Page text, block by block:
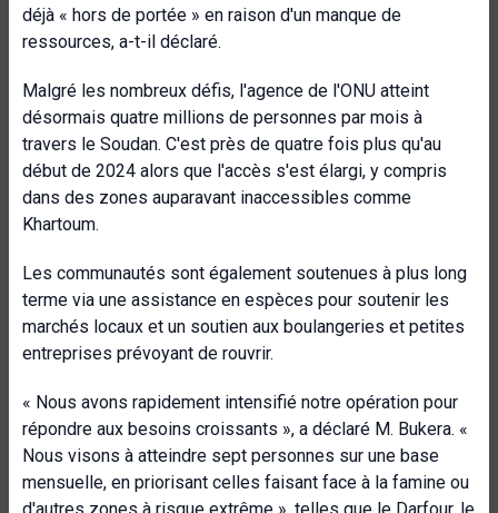
déjà « hors de portée » en raison d'un manque de
ressources, a-t-il déclaré.
Malgré les nombreux défis, l'agence de l'ONU atteint
désormais quatre millions de personnes par mois à
travers le Soudan. C'est près de quatre fois plus qu'au
début de 2024 alors que l'accès s'est élargi, y compris
dans des zones auparavant inaccessibles comme
Khartoum.
Les communautés sont également soutenues à plus long
terme via une assistance en espèces pour soutenir les
marchés locaux et un soutien aux boulangeries et petites
entreprises prévoyant de rouvrir.
« Nous avons rapidement intensifié notre opération pour
répondre aux besoins croissants », a déclaré M. Bukera. «
Nous visons à atteindre sept personnes sur une base
mensuelle, en priorisant celles faisant face à la famine ou